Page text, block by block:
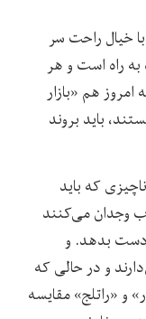
خیال راحت سر
به راه است و هر
هم «بازار
باید بروند
که باید
وجدان می‌کنند
دست بدهد. و
و در حالی که
و «راتلج» مقایسه